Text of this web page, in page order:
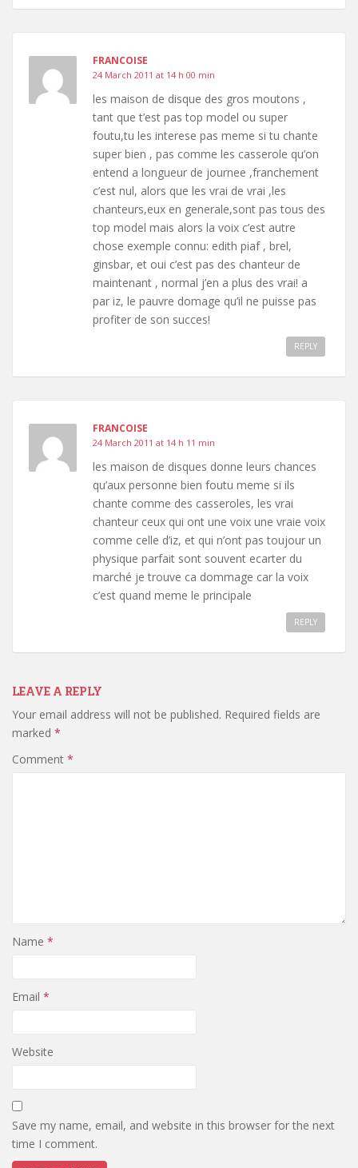
FRANCOISE
24 March 2011 at 14 h 00 min
les maison de disque des gros moutons ,
tant que t’est pas top model ou super
foutu,tu les interese pas meme si tu chante
super bien , pas comme les casserole qu’on
entend a longueur de journee ,franchement
c’est nul, alors que les vrai de vrai ,les
chanteurs,eux en generale,sont pas tous des
top model mais alors la voix c’est autre
chose exemple connu: edith piaf , brel,
ginsbar, et oui c’est pas des chanteur de
maintenant , normal j’en a plus des vrai! a
par iz, le pauvre domage qu’il ne puisse pas
profiter de son succes!
REPLY
FRANCOISE
24 March 2011 at 14 h 11 min
les maison de disques donne leurs chances
qu’aux personne bien foutu meme si ils
chante comme des casseroles, les vrai
chanteur ceux qui ont une voix une vraie voix
comme celle d’iz, et qui n’ont pas toujour un
physique parfait sont souvent ecarter du
marché je trouve ca dommage car la voix
c’est quand meme le principale
REPLY
LEAVE A REPLY
Your email address will not be published. Required fields are
marked *
Comment *
Name *
Email *
Website
Save my name, email, and website in this browser for the next
time I comment.